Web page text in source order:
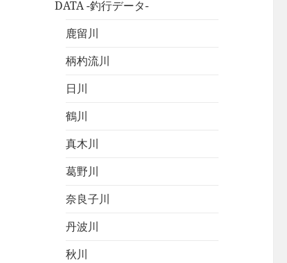
DATA -釣行データ-
鹿留川
柄杓流川
日川
鶴川
真木川
葛野川
奈良子川
丹波川
秋川